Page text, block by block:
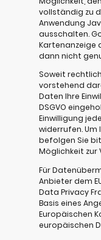
vollständig zu
Anwendung
ausschalten.
Kartenanzeige
dann nicht
Soweit
vorstehend
Daten Ihre
DSGVO
Einwilligung
widerrufen. Um
befolgen Sie
Möglichkeit zur
Für
Anbieter dem
Data Privacy
Basis eines
Europäischen
europäischen